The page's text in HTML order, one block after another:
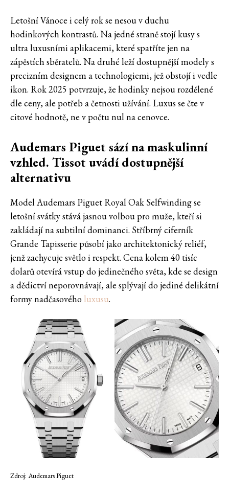
Letošní Vánoce i celý rok se nesou v duchu
hodinkových kontrastů. Na jedné straně stojí kusy s
ultra luxusními aplikacemi, které spatříte jen na
zápěstích sběratelů. Na druhé leží dostupnější modely s
precizním designem a technologiemi, jež obstojí i vedle
ikon. Rok 2025 potvrzuje, že hodinky nejsou rozdělené
dle ceny, ale potřeb a četnosti užívání. Luxus se čte v
citové hodnotě, ne v počtu nul na cenovce.
Audemars Piguet sází na maskulinní
vzhled. Tissot uvádí dostupnější
alternativu
Model Audemars Piguet Royal Oak Selfwinding se
letošní svátky stává jasnou volbou pro muže, kteří si
zakládají na subtilní dominanci. Stříbrný ciferník
Grande Tapisserie působí jako architektonický reliéf,
jenž zachycuje světlo i respekt. Cena kolem 40 tisíc
dolarů otevírá vstup do jedinečného světa, kde se design
a dědictví neporovnávají, ale splývají do jediné delikátní
formy nadčasového luxusu.
Zdroj: Audemars Piguet